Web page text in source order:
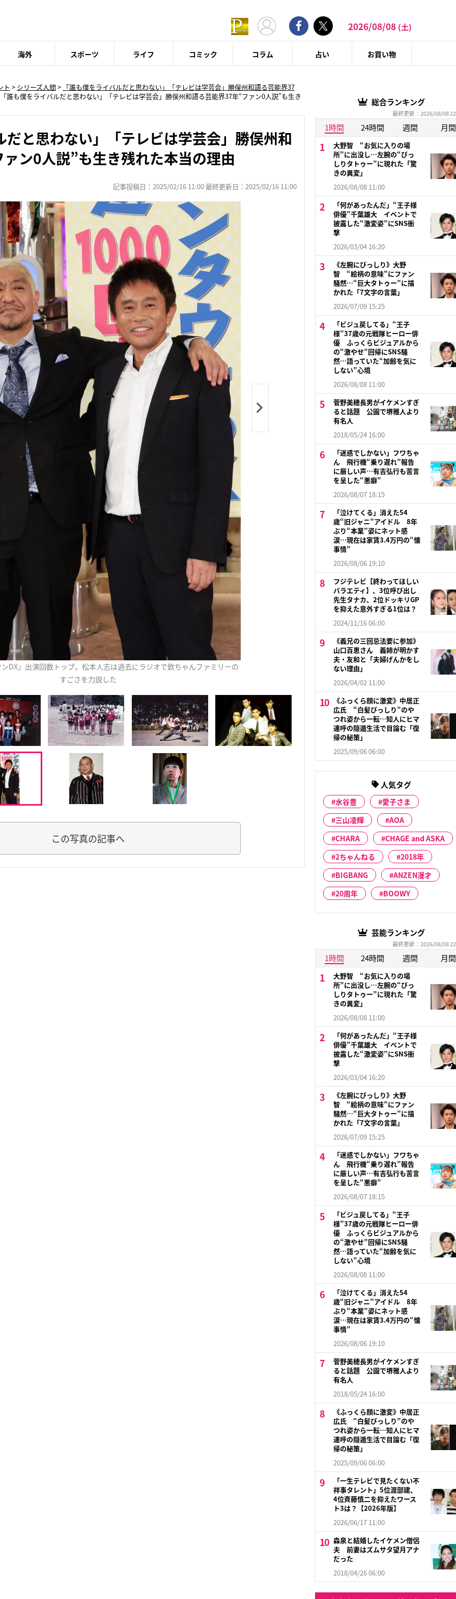
2026/08/08 (土)
海外 スポーツ ライフ コミック コラム 占い お買い物
ト > シリーズ人間 > 「誰も僕をライバルだと思わない」「テレビは学芸会」勝俣州和語る芸能界37
「誰も僕をライバルだと思わない」「テレビは学芸会」勝俣州和語る芸能界37年“ファン0人説”も生き
だと思わない」「テレビは学芸会」勝俣州和
ン0人説”も生き残れた本当の理由
記事投稿日：2025/02/16 11:00 最終更新日：2025/02/16 11:00
DX』出演回数トップ。松本人志は過去にラジオで欽ちゃんファミリーの
すごさを力説した
この写真の記事へ
総合ランキング
最終更新：2026/08/08
1時間 24時間 週間 月間
大野智 “お気に入りの場
所”に出没し…左腕の“びっ
しりタトゥー”に現れた「驚
きの異変」
2026/08/08 11:00
「何があったんだ」“王子様
俳優”千葉雄大 イベントで
披露した“激変姿”にSNS衝
撃
2026/03/04 16:20
《左腕にびっしり》大野
智 “絵柄の意味”にファン
騒然…“巨大タトゥー”に描
かれた「7文字の言葉」
2026/07/09 15:25
「ビジュ戻してる」“王子
様”37歳の元戦隊ヒーロー俳
優 ふっくらビジュアルから
の“激やせ”回帰にSNS騒
然…語っていた“加齢を気に
しない”心境
2026/08/08 11:00
菅野美穂長男がイケメンすぎ
ると話題 公園で堺雅人より
有名人
2018/05/24 16:00
「迷惑でしかない」フワちゃ
ん 飛行機“乗り遅れ”報告
に厳しい声…有吉弘行も苦言
を呈した“悪癖”
2026/08/07 18:15
「泣けてくる」消えた54
歳“旧ジャニ”アイドル 8年
ぶり“本業”姿にネット感
涙…現在は家賃3.4万円の“懐
事情”
2026/08/06 19:10
フジテレビ【終わってほしい
バラエティ】、3位呼び出し
先生タナカ、2位ドッキリGP
を抑えた意外すぎる1位は？
2024/11/16 06:00
《義兄の三回忌法要に参加》
山口百恵さん 義姉が明かす
夫・友和と「夫婦げんかをし
ない理由」
2026/04/02 11:00
《ふっくら顔に激変》中居正
広氏 “白髪びっしり”のや
つれ姿から一転…知人にヒマ
連呼の隠遁生活で目論む「復
帰の秘策」
2025/09/06 06:00
人気タグ
水谷豊
愛子さま
三山凌輝
AOA
CHARA
CHAGE and ASKA
2ちゃんねる
2018年
BIGBANG
ANZEN漫才
20周年
BOOWY
芸能ランキング
最終更新：2026/08/08
1時間 24時間 週間 月間
大野智 “お気に入りの場
所”に出没し…左腕の“びっ
しりタトゥー”に現れた「驚
きの異変」
2026/08/08 11:00
「何があったんだ」“王子様
俳優”千葉雄大 イベントで
披露した“激変姿”にSNS衝
撃
2026/03/04 16:20
《左腕にびっしり》大野
智 “絵柄の意味”にファン
騒然…“巨大タトゥー”に描
かれた「7文字の言葉」
2026/07/09 15:25
「迷惑でしかない」フワちゃ
ん 飛行機“乗り遅れ”報告
に厳しい声…有吉弘行も苦言
を呈した“悪癖”
2026/08/07 18:15
「ビジュ戻してる」“王子
様”37歳の元戦隊ヒーロー俳
優 ふっくらビジュアルから
の“激やせ”回帰にSNS騒
然…語っていた“加齢を気に
しない”心境
2026/08/08 11:00
「泣けてくる」消えた54
歳“旧ジャニ”アイドル 8年
ぶり“本業”姿にネット感
涙…現在は家賃3.4万円の“懐
事情”
2026/08/06 19:10
菅野美穂長男がイケメンすぎ
ると話題 公園で堺雅人より
有名人
2018/05/24 16:00
《ふっくら顔に激変》中居正
広氏 “白髪びっしり”のや
つれ姿から一転…知人にヒマ
連呼の隠遁生活で目論む「復
帰の秘策」
2025/09/06 06:00
「一生テレビで見たくない不
祥事タレント」5位渡部建、
4位斉藤慎二を抑えたワース
ト3は？【2026年版】
2026/06/17 11:00
森泉と結婚したイケメン僧侶
夫 前妻はズムサタ望月アナ
だった
2018/04/26 06:00